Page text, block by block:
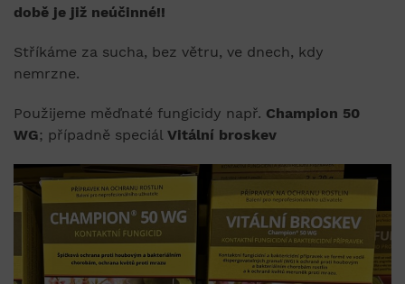
době je již neúčinné!!
Stříkáme za sucha, bez větru, ve dnech, kdy
nemrzne.
Použijeme měďnaté fungicidy např. Champion 50
WG; případně speciál Vitální broskev